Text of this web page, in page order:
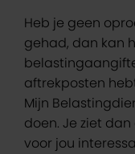
Heb je geen
gehad, dan kan
aftrekposten
Mijn
doen. Je ziet
voor jou